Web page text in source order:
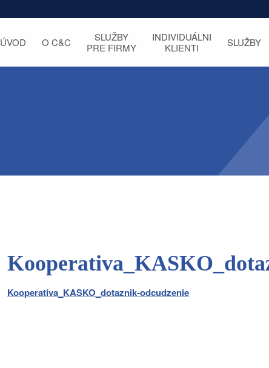
ÚVOD O C&C
SLUŽBY
PRE FIRMY
INDIVIDUÁLNI
KLIENTI
SLUŽBY
Kooperativa_KASKO_dotaznik-odcudzenie